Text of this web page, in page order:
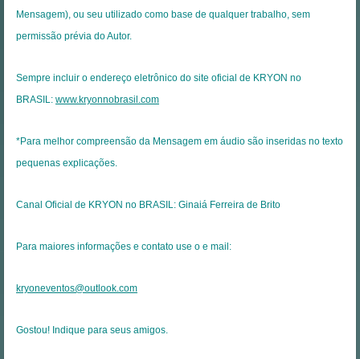
Mensagem), ou seu utilizado como base de qualquer trabalho, sem
permissão prévia do Autor.
Sempre incluir o endereço eletrônico do site oficial de KRYON no
BRASIL: www.kryonnobrasil.com
*Para melhor compreensão da Mensagem em áudio são inseridas no texto
pequenas explicações.
Canal Oficial de KRYON no BRASIL: Ginaiá Ferreira de Brito
Para maiores informações e contato use o e mail:
kryoneventos@outlook.com
Gostou! Indique para seus amigos.